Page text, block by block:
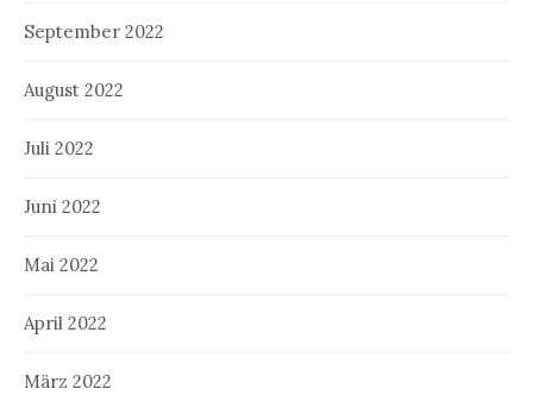
September 2022
August 2022
Juli 2022
Juni 2022
Mai 2022
April 2022
März 2022